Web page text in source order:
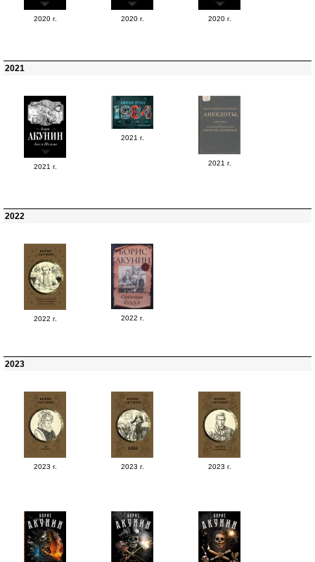
2020 г. 2020 г. 2020 г.
2021
2021 г.
2021 г.
2021 г.
2022
2022 г. 2022 г.
2023
2023 г. 2023 г. 2023 г.